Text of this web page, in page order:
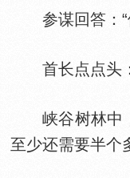
参谋回答：“
首长点点头：
峡谷树林中，
至少还需要半